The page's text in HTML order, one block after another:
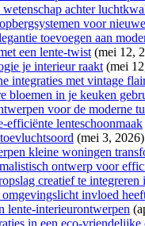
achter
voor
toevoegen aan
een lente-twist (mei 12,
je interieur raakt (mei
integraties met vintage
bloemen in je keuken
voor de moderne
efficiënte lenteschoonmaak
(mei 3, 2026)
kleine woningen
ontwerp voor
creatief te integreren
invloed
lente-interieurontwerpen
in een eco-vriendelijke